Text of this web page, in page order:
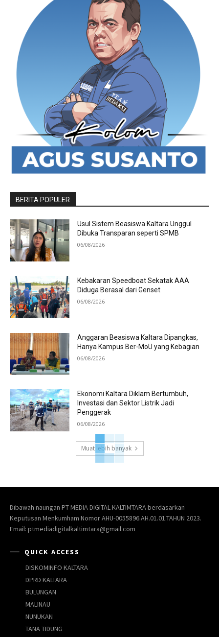
BERITA POPULER
Usul Sistem Beasiswa Kaltara Unggul
Dibuka Transparan seperti SPMB
06/08/2026
Kebakaran Speedboat Sekatak AAA
Diduga Berasal dari Genset
06/08/2026
Anggaran Beasiswa Kaltara Dipangkas,
Hanya Kampus Ber-MoU yang Kebagian
06/08/2026
Ekonomi Kaltara Diklam Bertumbuh,
Investasi dan Sektor Listrik Jadi
Penggerak
06/08/2026
Muat lebih banyak
Dibawah naungan PT MEDIA DIGITAL KALTIMTARA berdasarkan
Keputusan Menkumham Nomor AHU-0055896.AH.01.01.TAHUN 2023.
Email: ptmediadigitalkaltimtara@gmail.com
QUICK ACCESS
DISKOMINFO KALTARA
DPRD KALTARA
BULUNGAN
MALINAU
NUNUKAN
TANA TIDUNG